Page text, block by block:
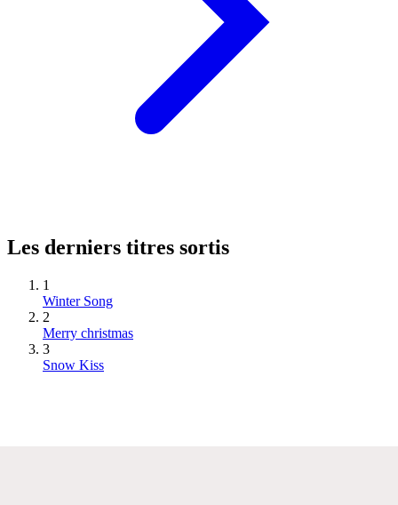
Les derniers titres sortis
1
Winter Song
2
Merry christmas
3
Snow Kiss